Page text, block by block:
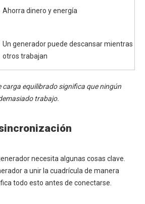
Ahorra dinero y energía
Un generador puede descansar mientras
otros trabajan
carga equilibrado significa que ningún
trabajo.
necesita algunas cosas clave.
a unir la cuadrícula de manera
todo esto antes de conectarse.